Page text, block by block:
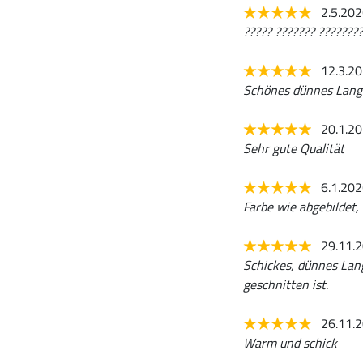
????? ???????
Schönes dünnes
Sehr gute Qualität
Farbe wie
Schickes, dünnes
geschnitten ist.
Warm und schick